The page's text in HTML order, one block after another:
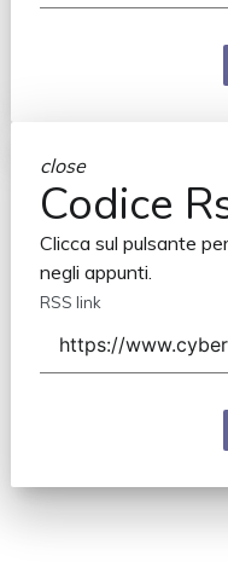
close
Codice
Clicca sul pulsante
negli appunti.
RSS link